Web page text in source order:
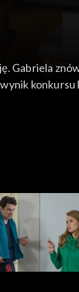
Gabriela
wynik